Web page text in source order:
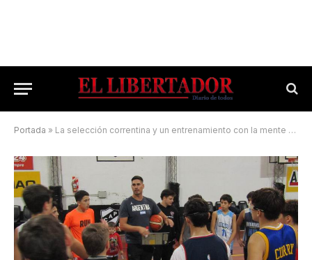
Portada » La selección correntina y un entrenamiento con la mente en el Argentino